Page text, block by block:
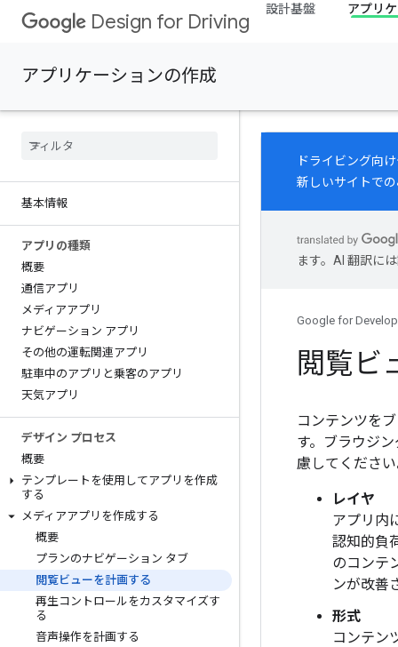
Design for Driving
設計基盤 アプリ
アプリケーションの作成
基本情報
アプリの種類
概要
通信アプリ
メディアアプリ
ナビゲーション アプリ
その他の運転関連アプリ
駐車中のアプリと乗客のアプリ
天気アプリ
デザイン プロセス
概要
テンプレートを使用してアプリを作成
する
メディアアプリを作成する
概要
プランのナビゲーション タブ
閲覧ビューを計画する
再生コントロールをカスタマイズす
る
音声操作を計画する
ドライビング向
新しいサイトで
ます。AI 翻訳に
Google for
閲覧ビ
コンテンツを
す。ブラウジ
慮してくださ
レイヤ
アプリ内
認知的負
のコンテ
ンが改善
形式
コンテン